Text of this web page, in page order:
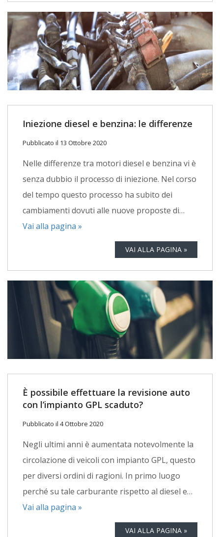
Iniezione diesel e benzina: le differenze
Pubblicato il 13 Ottobre 2020
Nelle differenze tra motori diesel e benzina vi è
senza dubbio il processo di iniezione. Nel corso
del tempo questo processo ha subito dei
cambiamenti dovuti alle nuove proposte di…
Vai alla pagina »
VAI ALLA PAGINA »
È possibile effettuare la revisione auto
con l’impianto GPL scaduto?
Pubblicato il 4 Ottobre 2020
Negli ultimi anni è aumentata notevolmente la
circolazione di veicoli con impianto GPL, questo
per diversi ordini di ragioni. In primo luogo
perché su tale carburante rispetto al diesel e…
Vai alla pagina »
VAI ALLA PAGINA »